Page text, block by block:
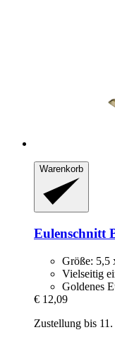
Warenkorb
Eulenschnitt
Größe: 5,5
Vielseitig
Goldenes
€ 12,09
Zustellung bis